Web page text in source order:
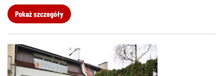
Pokaż szczegóły